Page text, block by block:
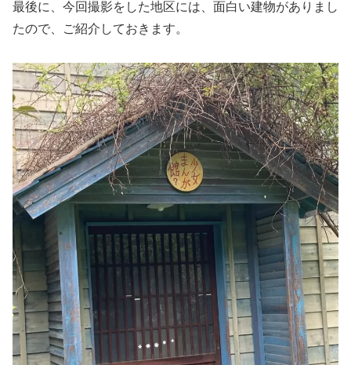
最後に、今回撮影をした地区には、面白い建物がありまし
たので、ご紹介しておきます。